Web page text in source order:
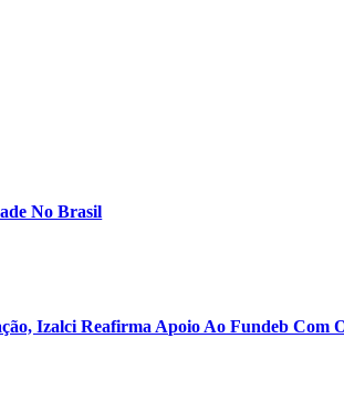
No Brasil
Izalci Reafirma Apoio Ao Fundeb Com